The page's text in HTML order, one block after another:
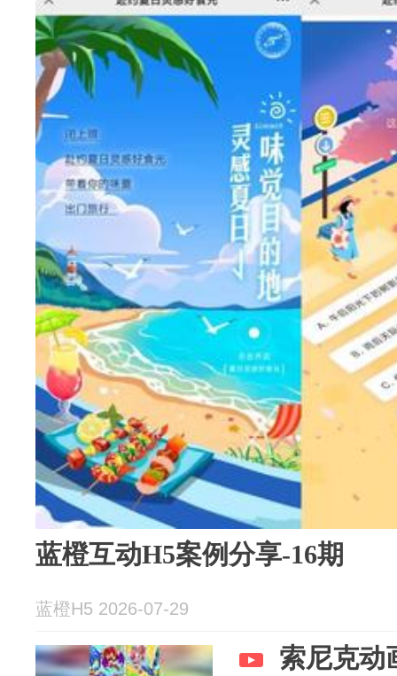
蓝橙互动H5案例分享-16期
蓝橙H5 2026-07-29
索尼克动